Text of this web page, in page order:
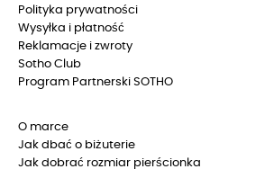
Polityka prywatności
Wysyłka i płatność
Reklamacje i zwroty
Sotho Club
Program Partnerski SOTHO
O marce
Jak dbać o biżuterie
Jak dobrać rozmiar pierścionka